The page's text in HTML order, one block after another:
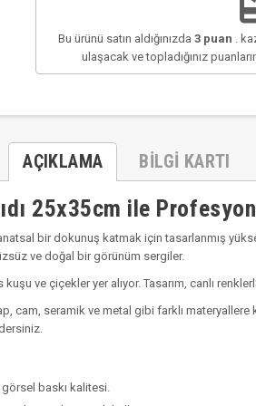
Bu ürünü satın aldığınızda3 puan .
ulaşacak ve topladığınız
AÇIKLAMA BILGI KARTI
25x35cm ile
bir dokunuş katmak için tasarlanmış
ve doğal bir görünüm sergiler.
ve çiçekler yer alıyor. Tasarım, canlı
cam, seramik ve metal gibi farklı materyallere
baskı kalitesi.